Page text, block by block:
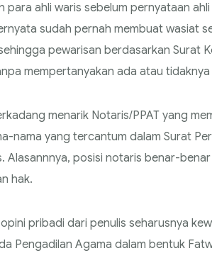
para ahli waris sebelum pernyataan
sudah pernah membuat wasiat
pewarisan berdasarkan Surat
mempertanyakan ada atau
menarik Notaris/PPAT yang
nama yang tercantum dalam Surat
Alasannnya, posisi notaris benar-
hak.
pribadi dari penulis seharusnya
Pengadilan Agama dalam bentuk